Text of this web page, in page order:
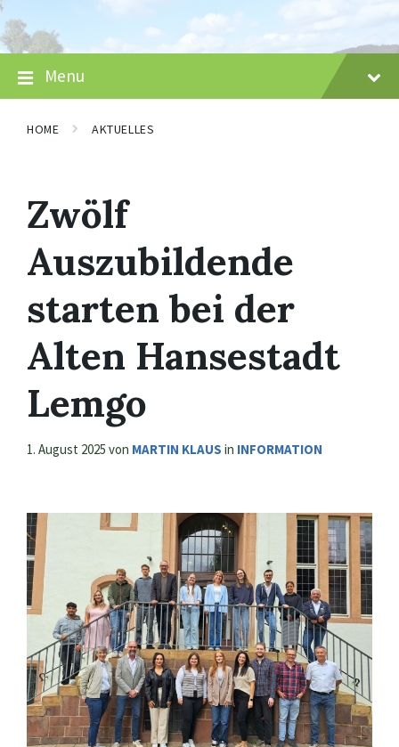
Skip
to
content
Skip
to
main
navigation
Skip
to
footer
Menu
HOME AKTUELLES
Zwölf
Auszubildende
starten bei der
Alten Hansestadt
Lemgo
1. August 2025 von MARTIN KLAUS in INFORMATION